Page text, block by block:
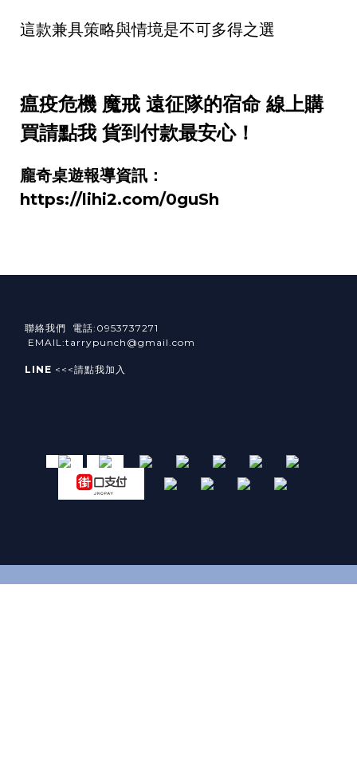
這款兼具策略與情境是不可多得之選
瘟疫危機 魔戒 遠征隊的宿命 線上購
買請點我 貨到付款最安心！
龐奇桌遊報導資訊：
https://lihi2.com/0guSh
聯絡我們 電話:0953737271
EMAIL:tarrypunch@gmail.com
LINE <<<請點我加入